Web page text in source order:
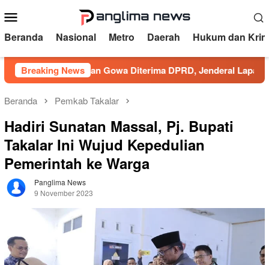
ke
kontenMobile
Beranda Nasional Metro Daerah Hukum dan
Breaking News
Kesultanan Gowa Diterima DPRD, Jenderal Lapangan
Beranda Pemkab Takalar
Hadiri Sunatan Massal, Pj. Bupati
Takalar Ini Wujud Kepedulian
Pemerintah ke Warga
Panglima News
9 November 2023